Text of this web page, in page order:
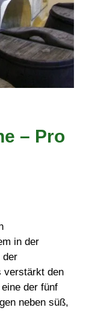
– Pro
in der
der
verstärkt den
der fünf
neben süß,